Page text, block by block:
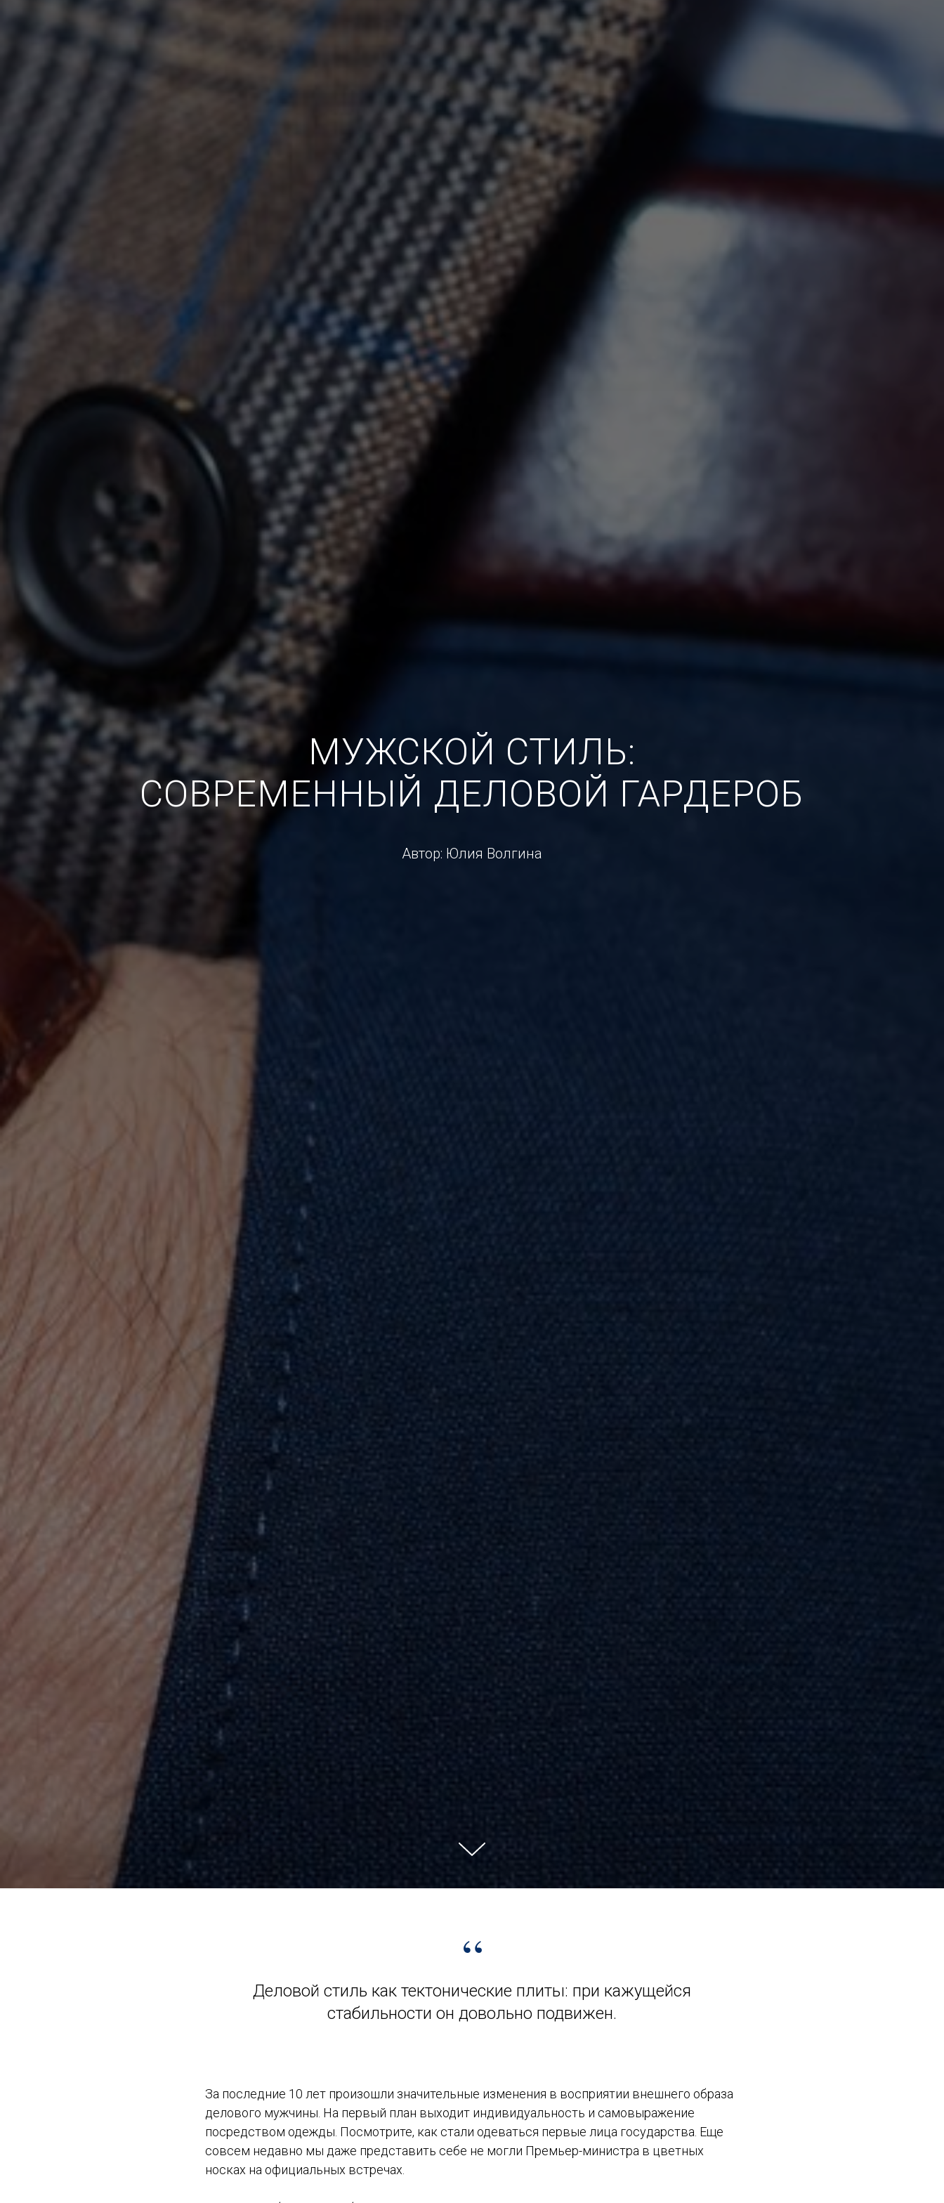
МУЖСКОЙ СТИЛЬ:
СОВРЕМЕННЫЙ ДЕЛОВОЙ ГАРДЕРОБ
Автор: Юлия Волгина
“
Деловой стиль как тектонические плиты: при кажущейся
стабильности он довольно подвижен.
За последние 10 лет произошли значительные изменения в восприятии внешнего образа
делового мужчины. На первый план выходит индивидуальность и самовыражение
посредством одежды. Посмотрите, как стали одеваться первые лица государства. Еще
совсем недавно мы даже представить себе не могли Премьер-министра в цветных
носках на официальных встречах.